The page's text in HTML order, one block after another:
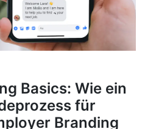
Basics: Wie ein
für
Branding